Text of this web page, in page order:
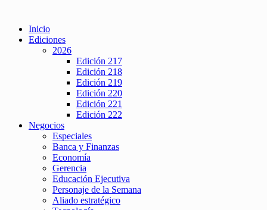
Inicio
Ediciones
2026
Edición 217
Edición 218
Edición 219
Edición 220
Edición 221
Edición 222
Negocios
Especiales
Banca y Finanzas
Economía
Gerencia
Educación Ejecutiva
Personaje de la Semana
Aliado estratégico